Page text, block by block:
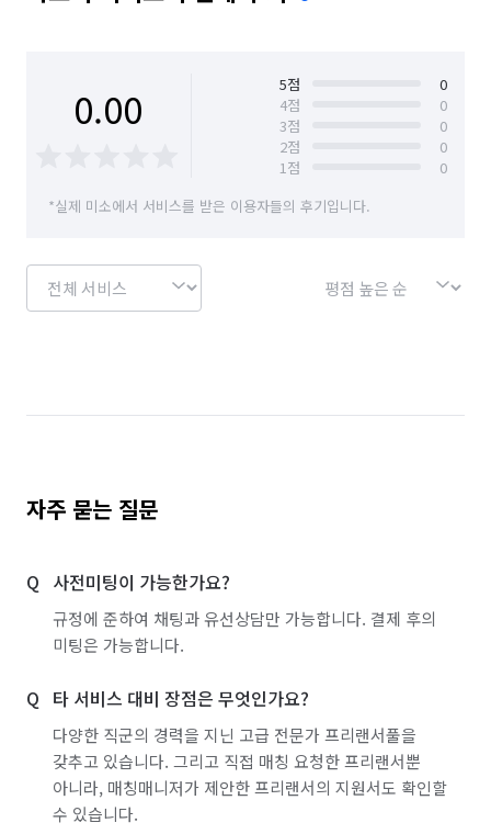
0.00 5점
0
4점
0
3점
0
2점
0
1점
0
*실제 미소에서 서비스를 받은 이용자들의 후기입니다.
자주 묻는 질문
사전미팅이 가능한가요?
규정에 준하여 채팅과 유선상담만 가능합니다. 결제 후의
미팅은 가능합니다.
타 서비스 대비 장점은 무엇인가요?
다양한 직군의 경력을 지닌 고급 전문가 프리랜서풀을
갖추고 있습니다. 그리고 직접 매칭 요청한 프리랜서뿐
아니라, 매칭매니저가 제안한 프리랜서의 지원서도 확인할
수 있습니다.